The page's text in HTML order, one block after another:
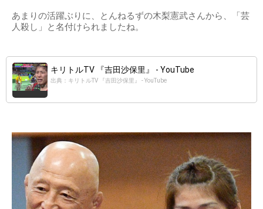
あまりの活躍ぶりに、とんねるずの木梨憲武さんから、「芸
人殺し」と名付けられましたね。
キリトルTV 『吉田沙保里』 - YouTube
出典：キリトルTV 『吉田沙保里』 - YouTube